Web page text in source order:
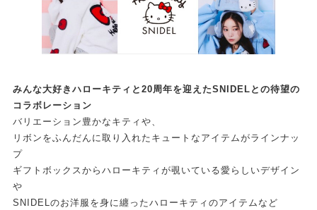
みんな大好きハローキティと20周年を迎えたSNIDELとの待望の
コラボレーション
バリエーション豊かなキティや、
リボンをふんだんに取り入れたキュートなアイテムがラインナッ
プ
ギフトボックスからハローキティが覗いている愛らしいデザイン
や
SNIDELのお洋服を身に纏ったハローキティのアイテムなど